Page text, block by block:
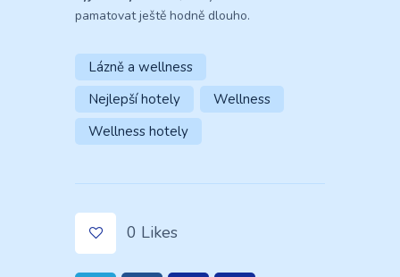
pamatovat ještě hodně dlouho.
Lázně a wellness
Nejlepší hotely
Wellness
Wellness hotely
0 Likes